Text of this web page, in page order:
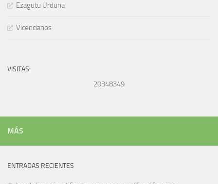
Ezagutu Urduna
Vicencianos
VISITAS:
20348349
MÁS
ENTRADAS RECIENTES